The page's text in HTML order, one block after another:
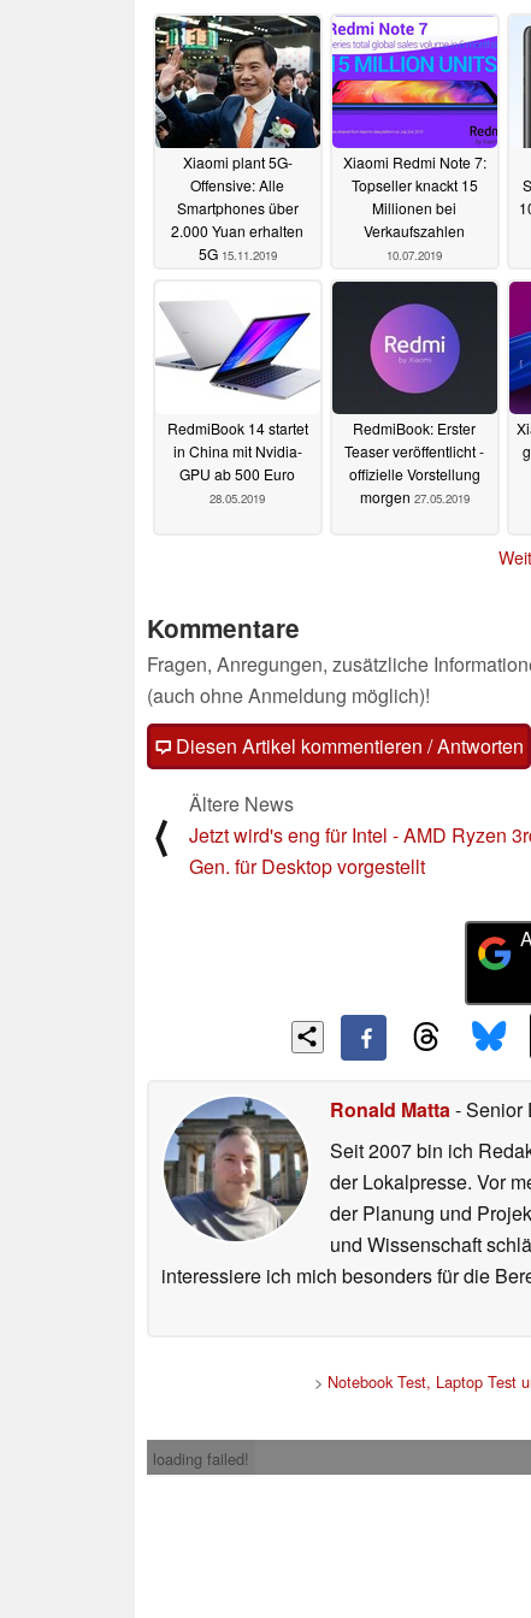
Xiaomi plant 5G-
Offensive: Alle
Smartphones über
2.000 Yuan erhalten
5G 15.11.2019
Xiaomi Redmi Note 7:
Topseller knackt 15
Millionen bei
Verkaufszahlen
10.07.2019
RedmiBook 14 startet
in China mit Nvidia-
GPU ab 500 Euro
28.05.2019
RedmiBook: Erster
Teaser veröffentlicht -
offizielle Vorstellung
morgen 27.05.2019
Kommentare
Fragen, Anregungen, zusätzliche
(auch ohne Anmeldung möglich)!
Diesen Artikel kommentieren / Antworten
⟨
Ältere News
Jetzt wird's eng für Intel - AMD Ryzen
Gen. für Desktop vorgestellt
Ronald Matta- Senior
Seit 2007 bin ich
der Lokalpresse. Vor
der Planung und
und Wissenschaft
interessiere ich mich besonders für die
> Notebook Test, Laptop Test
loading failed!